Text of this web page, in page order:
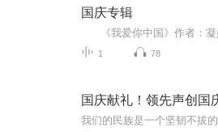
国庆专辑
1 78
国庆献礼！领先声创国